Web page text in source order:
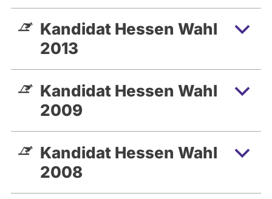
Kandidat Hessen Wahl
2013
Kandidat Hessen Wahl
2009
Kandidat Hessen Wahl
2008